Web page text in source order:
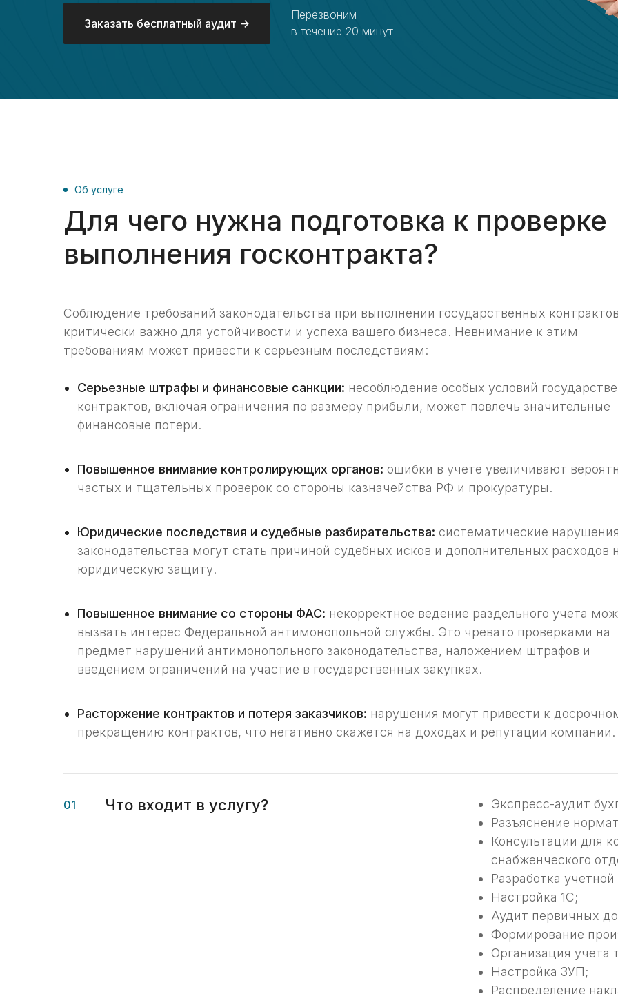
Заказать бесплатный аудит ->
Перезвоним
в течение 20 минут
Для чего нужна подготовка к проверке
выполнения госконтракта?
Об услуге
Соблюдение требований законодательства при выполнении государственных
критически важно для устойчивости и успеха вашего бизнеса. Невнимание к этим
требованиям может привести к серьезным последствиям:
Серьезные штрафы и финансовые санкции: несоблюдение особых условий
контрактов, включая ограничения по размеру прибыли, может повлечь значительные
финансовые потери.
Повышенное внимание контролирующих органов: ошибки в учете увеличивают
частых и тщательных проверок со стороны казначейства РФ и прокуратуры.
Юридические последствия и судебные разбирательства: систематические
законодательства могут стать причиной судебных исков и дополнительных расходов
юридическую защиту.
Повышенное внимание со стороны ФАС: некорректное ведение раздельного учета
вызвать интерес Федеральной антимонопольной службы. Это чревато проверками на
предмет нарушений антимонопольного законодательства, наложением штрафов и
введением ограничений на участие в государственных закупках.
Расторжение контрактов и потеря заказчиков: нарушения могут привести к
прекращению контрактов, что негативно скажется на доходах и репутации компании.
Что входит в услугу?
Экспресс-аудит
Разъяснение
Консультации для
снабженческого
Разработка
Настройка 1С;
Аудит первичных
Формирование
Организация учета
Настройка ЗУП;
Распределение
01